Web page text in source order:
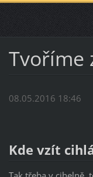
Tvoříme
08.05.2016 18:46
Kde vzít